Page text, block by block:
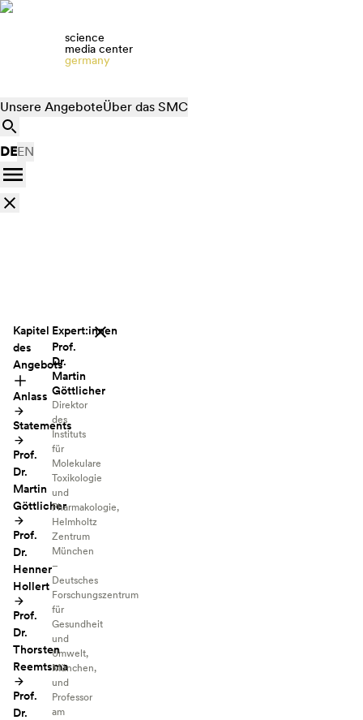
science
media center
germany
Unsere AngeboteÜber das SMC
DEEN
Kapitel
des
Angebots
Anlass
Statements
Prof.
Dr.
Martin
Göttlicher
Prof.
Dr.
Henner
Hollert
Prof.
Dr.
Thorsten
Reemtsma
Prof.
Dr.
Expert:innen
Prof.
Dr.
Martin
Göttlicher
Direktor
des
Instituts
für
Molekulare
Toxikologie
und
Pharmakologie,
Helmholtz
Zentrum
München
–
Deutsches
Forschungszentrum
für
Gesundheit
und
Umwelt,
München,
und
Professor
am